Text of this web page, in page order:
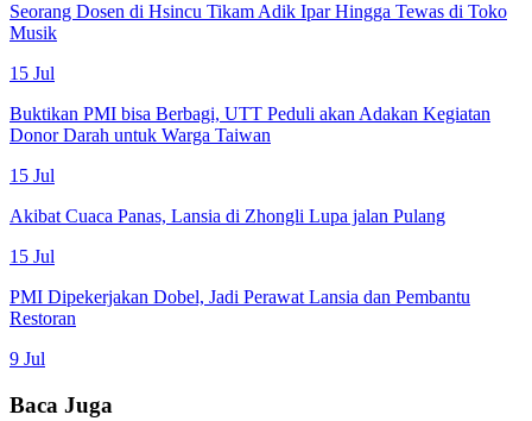
Seorang Dosen di Hsincu Tikam Adik Ipar Hingga Tewas di Toko
Musik
15 Jul
Buktikan PMI bisa Berbagi, UTT Peduli akan Adakan Kegiatan
Donor Darah untuk Warga Taiwan
15 Jul
Akibat Cuaca Panas, Lansia di Zhongli Lupa jalan Pulang
15 Jul
PMI Dipekerjakan Dobel, Jadi Perawat Lansia dan Pembantu
Restoran
9 Jul
Baca Juga